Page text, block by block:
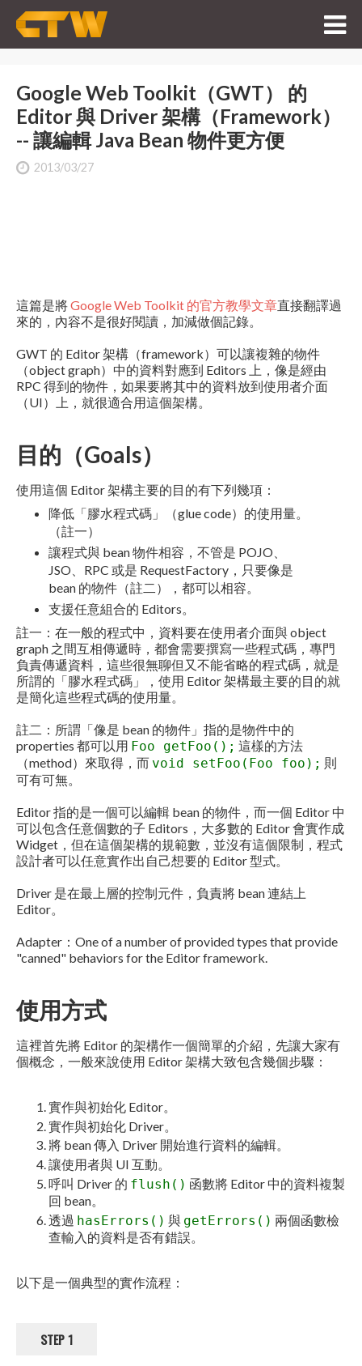
Google Web Toolkit（GWT） 的
Editor 與 Driver 架構（Framework）
-- 讓編輯 Java Bean 物件更方便
2013/03/27
這篇是將Google Web Toolkit 的官方教學文章直接翻譯過
來的，內容不是很好閱讀，加減做個記錄。
GWT 的 Editor 架構（framework）可以讓複雜的物件
（object graph）中的資料對應到 Editors 上，像是經由
RPC 得到的物件，如果要將其中的資料放到使用者介面
（UI）上，就很適合用這個架構。
目的（Goals）
使用這個 Editor 架構主要的目的有下列幾項：
降低「膠水程式碼」（glue code）的使用量。
（註一）
讓程式與 bean 物件相容，不管是 POJO、
JSO、RPC 或是 RequestFactory，只要像是
bean 的物件（註二），都可以相容。
支援任意組合的 Editors。
註一：在一般的程式中，資料要在使用者介面與 object
graph 之間互相傳遞時，都會需要撰寫一些程式碼，專門
負責傳遞資料，這些很無聊但又不能省略的程式碼，就是
所謂的「膠水程式碼」，使用 Editor 架構最主要的目的就
是簡化這些程式碼的使用量。
註二：所謂「像是 bean 的物件」指的是物件中的
properties 都可以用 Foo getFoo(); 這樣的方法
（method）來取得，而 void setFoo(Foo foo); 則
可有可無。
Editor 指的是一個可以編輯 bean 的物件，而一個 Editor 中
可以包含任意個數的子 Editors，大多數的 Editor 會實作成
Widget，但在這個架構的規範數，並沒有這個限制，程式
設計者可以任意實作出自己想要的 Editor 型式。
Driver 是在最上層的控制元件，負責將 bean 連結上
Editor。
Adapter：One of a number of provided types that provide
"canned" behaviors for the Editor framework.
使用方式
這裡首先將 Editor 的架構作一個簡單的介紹，先讓大家有
個概念，一般來說使用 Editor 架構大致包含幾個步驟：
實作與初始化 Editor。
實作與初始化 Driver。
將 bean 傳入 Driver 開始進行資料的編輯。
讓使用者與 UI 互動。
呼叫 Driver 的 flush() 函數將 Editor 中的資料複製
回 bean。
透過 hasErrors() 與 getErrors() 兩個函數檢
查輸入的資料是否有錯誤。
以下是一個典型的實作流程：
STEP 1